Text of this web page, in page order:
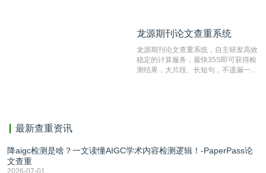
对，利用指纹索引快速而精准地在云检
有相似的片段，该项技术检测速度快、
准确率高，市场反映良好。
龙源期刊论文查重系统
龙源期刊论文查重系统，自主研发高效
稳定的计算服务，最快35S即可获得检
测结果，大片段、长短句，不遗漏一处
最新查重资讯
降aigc检测是啥？一文读懂AIGC学术内容检测逻辑！-PaperPass论
文查重
2026-07-01